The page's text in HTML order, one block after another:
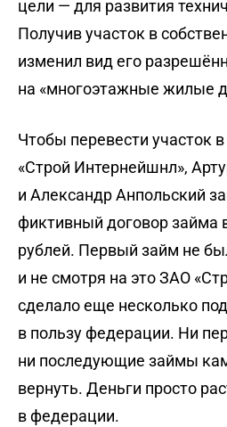
цели — для развития
Получив участок в
изменил вид его
на «многоэтажные жилые
Чтобы перевести участок
«Строй Интернейшнл»,
и Александр Анпольский
фиктивный договор займа
рублей. Первый займ не
и не смотря на это ЗАО
сделало еще несколько
в пользу федерации. Ни
ни последующие займы
вернуть. Деньги просто
в федерации.